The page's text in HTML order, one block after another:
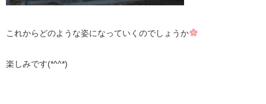
これからどのような姿になっていくのでしょうか
楽しみです(*^^*)